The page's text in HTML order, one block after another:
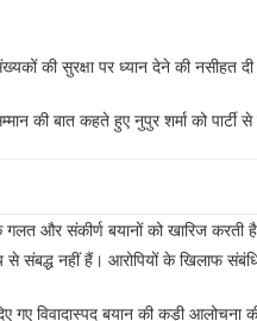
की सुरक्षा पर ध्यान देने की नसीहत
की बात कहते हुए नुपुर शर्मा को पार्टी से
और संकीर्ण बयानों को खारिज करती
से संबद्ध नहीं हैं। आरोपियों के खिलाफ
गए विवादास्पद बयान की कड़ी आलोचना